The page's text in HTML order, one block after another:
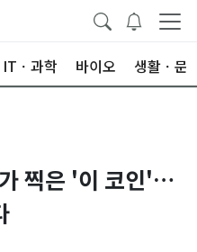
ITㆍ과학 바이오 생활ㆍ문
찍은 '이 코인'…